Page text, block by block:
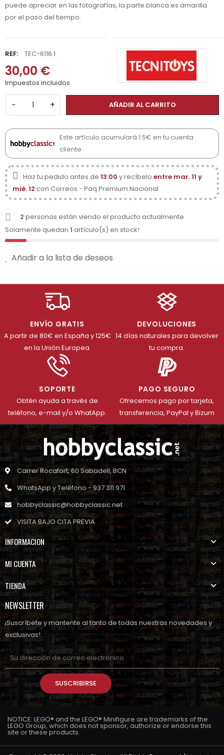
puede apreciar en las fotografías, la parte blanca es amarilla
por el paso del tiempo.
REF: TEC-6116.1
30,00 €
Impuestos incluidos
− + AÑADIR AL CARRITO
Este artículo acumulará 1.5€ en tu cuenta
cliente
Haz tu pedido antes de 13:00 y recíbelo entre mar. 11 y
mié. 12 con Correos - Paq Premium Nacional
2 personas están viendo el producto actualmente
Solamente quedan 1 artículo(s) en stock!
Añadir a la lista de deseos
ENVÍO GRATIS
A partir de 80€ en España y 125€
en la Unión Europea.
DEVOLUCIONES
14 días naturales para devolver
tu compra.
SOPORTE
Obtén ayuda a través de
teléfono, e-mail y/o WhatApp.
PAGO SEGURO
Ofrecemos pago por tarjeta,
transferencia, PayPal y Bizum
Carrer Rocafort, 60 Sabadell, BCN
WhatsApp y Teléfono - 937 311 971
hobbyclassic@hobbyclassic.net
VISITA BAJO CITA PREVIA
INFORMACION
MI CUENTA
TIENDA
NEWSLETTER
¡Suscríbete y mantente al tanto de todas nuestras novedades y
exclusivas!
SUSCRIBIRSE
NOTICE: LEGO® and the LEGO® Minifigure are trademarks of the
LEGO Group, which does not sponsor, authorize or endorse this
site or these products.